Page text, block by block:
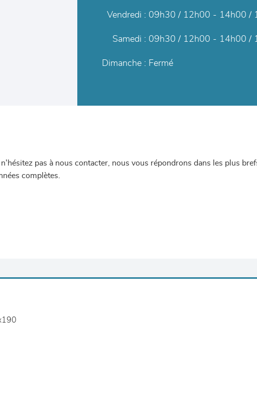
Vendredi : 09h30 / 12h00 - 14h00 /
Samedi : 09h30 / 12h00 - 14h00 /
Dimanche : Fermé
pas à nous contacter, nous vous répondrons dans les plus
complètes.